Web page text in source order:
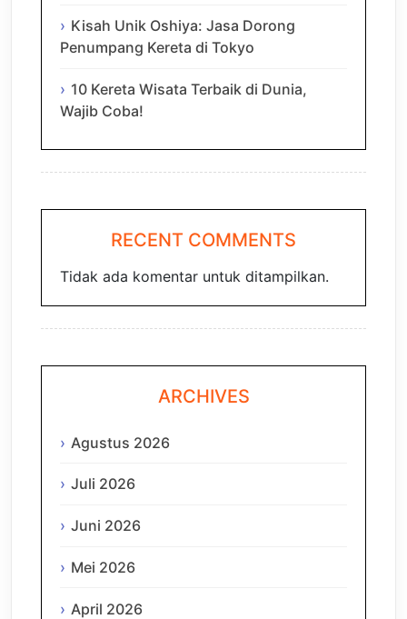
Kisah Unik Oshiya: Jasa Dorong
Penumpang Kereta di Tokyo
10 Kereta Wisata Terbaik di Dunia,
Wajib Coba!
RECENT COMMENTS
Tidak ada komentar untuk ditampilkan.
ARCHIVES
Agustus 2026
Juli 2026
Juni 2026
Mei 2026
April 2026